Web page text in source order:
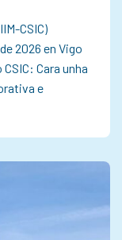
CSIC)
2026 en Vigo
Cara unha
e